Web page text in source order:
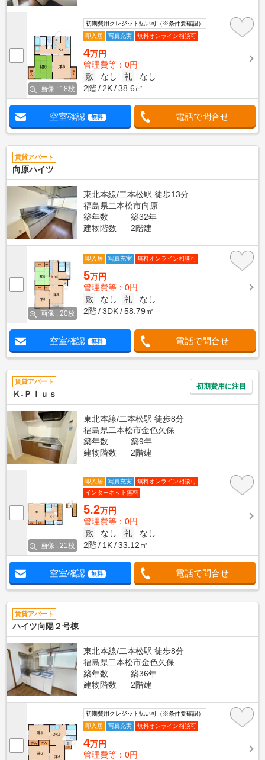
画像 : 18枚
初期費用クレジット払い可（※条件要確認）
即入居
写真充実 無料オンライン相談可
4万円
管理費等：0円
敷
なし 礼
なし
2階
2K 38.6㎡
空室確認 無料 電話で問合せ
賃貸アパート
向原ハイツ
東北本線/二本松駅 徒歩13分
福島県二本松市向原
築年数
築32年
建物階数
2階建
画像 : 20枚
即入居 写真充実 無料オンライン相談可
5万円
管理費等：0円
敷
なし 礼
なし
2階
3DK 58.79㎡
空室確認 無料 電話で問合せ
賃貸アパート
Ｋ‐Ｐｌｕｓ
初期費用に注目
東北本線/二本松駅 徒歩8分
福島県二本松市金色久保
築年数
築9年
建物階数
2階建
画像 : 21枚
即入居 写真充実
無料オンライン相談可
インターネット無料
5.2万円
管理費等：0円
敷
なし 礼
なし
2階
1K 33.12㎡
空室確認 無料 電話で問合せ
賃貸アパート
ハイツ向陽２号棟
東北本線/二本松駅 徒歩8分
福島県二本松市金色久保
築年数
築36年
建物階数
2階建
初期費用クレジット払い可（※条件要確認）
即入居
写真充実 無料オンライン相談可
4万円
管理費等：0円